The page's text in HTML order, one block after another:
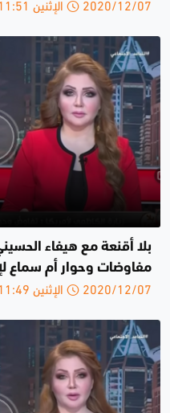
2020/12/07 الإثنين 11:51 ص
بلا أقنعة مع هيفاء
مفاوضات وحوار أم سماع
2020/12/07 الإثنين 11:49 ص